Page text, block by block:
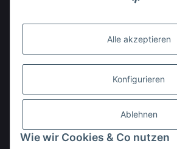
Alle akzeptieren
Konfigurieren
Ablehnen
Wie wir Cookies & Co nutzen